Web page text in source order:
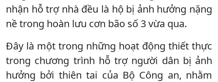
nhận hỗ trợ nhà đều là hộ bị ảnh hưởng nặng
nề trong hoàn lưu cơn bão số 3 vừa qua.
Đây là một trong những hoạt động thiết thực
trong chương trình hỗ trợ người dân bị ảnh
hưởng bởi thiên tai của Bộ Công an, nhằm